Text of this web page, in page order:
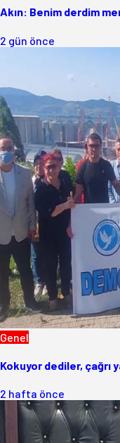
Akın: Benim derdim
2 gün önce
Genel
Kokuyor dediler, çağrı
2 hafta önce